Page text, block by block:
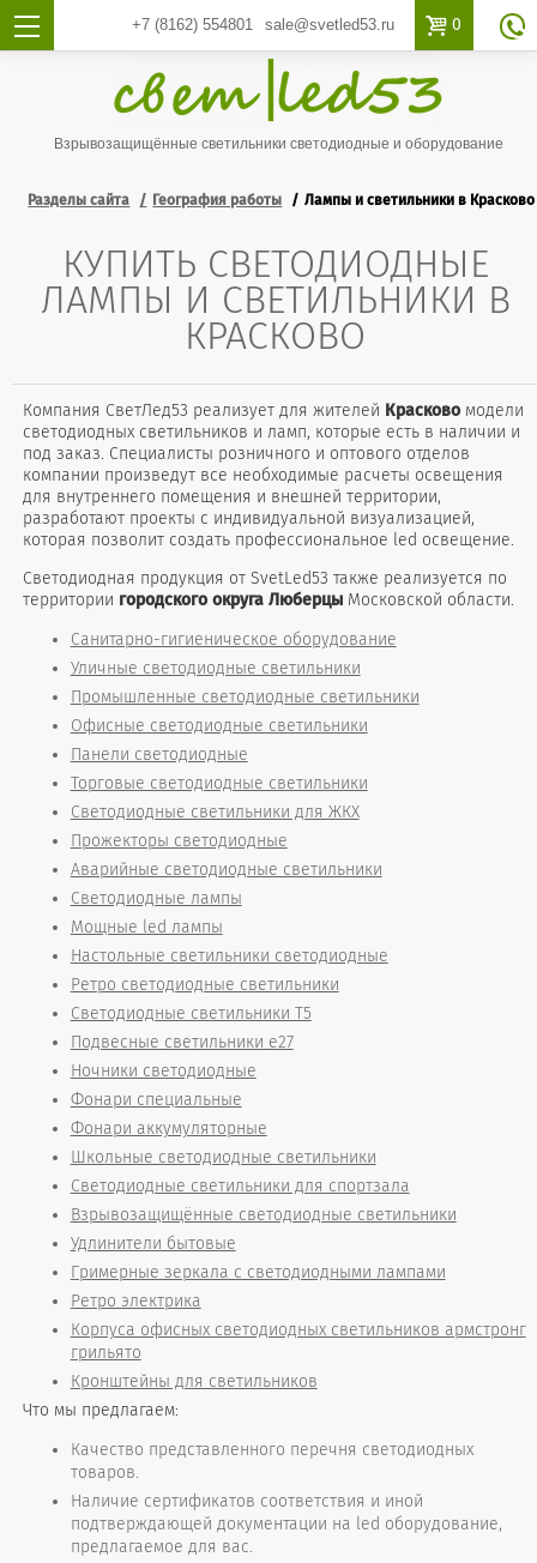
+7 (8162)554801 sale@svetled53.ru  0 
Взрывозащищённые светильники светодиодные и оборудование
Разделы сайта География работы Лампы и светильники в Красково
КУПИТЬ СВЕТОДИОДНЫЕ
ЛАМПЫ И СВЕТИЛЬНИКИ В
КРАСКОВО
Компания СветЛед53 реализует для жителей Красковомодели
светодиодных светильников и ламп, которые есть в наличии и
под заказ. Специалисты розничного и оптового отделов
компании произведут все необходимые расчеты освещения
для внутреннего помещения и внешней территории,
разработают проекты с индивидуальной визуализацией,
которая позволит создать профессиональное led освещение.
Светодиодная продукция от SvetLed53 также реализуется по
территории городского округа Люберцы Московской области.
Санитарно-гигиеническое оборудование
Уличные светодиодные светильники
Промышленные светодиодные светильники
Офисные светодиодные светильники
Панели светодиодные
Торговые светодиодные светильники
Светодиодные светильники для ЖКХ
Прожекторы светодиодные
Аварийные светодиодные светильники
Светодиодные лампы
Мощные led лампы
Настольные светильники светодиодные
Ретро светодиодные светильники
Светодиодные светильники T5
Подвесные светильники е27
Ночники светодиодные
Фонари специальные
Фонари аккумуляторные
Школьные светодиодные светильники
Светодиодные светильники для спортзала
Взрывозащищённые светодиодные светильники
Удлинители бытовые
Гримерные зеркала с светодиодными лампами
Ретро электрика
Корпуса офисных светодиодных светильников армстронг
грильято
Кронштейны для светильников
Что мы предлагаем:
Качество представленного перечня светодиодных
товаров.
Наличие сертификатов соответствия и иной
подтверждающей документации на led оборудование,
предлагаемое для вас.